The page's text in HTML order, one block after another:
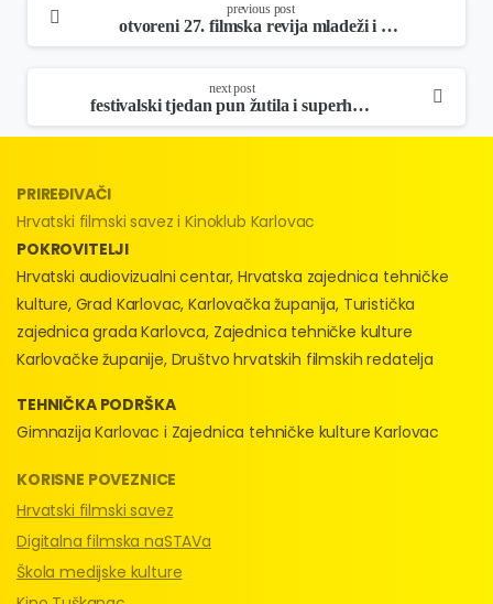
reading
previous post
otvoreni 27. filmska revija mladeži i 15. four river film festival u karlovcu!
next post
festivalski tjedan pun žutila i superheroja!
PRIREĐIVAČI
Hrvatski filmski savez i Kinoklub Karlovac
POKROVITELJI
Hrvatski audiovizualni centar, Hrvatska zajednica tehničke
kulture, Grad Karlovac, Karlovačka županija, Turistička
zajednica grada Karlovca, Zajednica tehničke kulture
Karlovačke županije, Društvo hrvatskih filmskih redatelja
TEHNIČKA PODRŠKA
Gimnazija Karlovac i Zajednica tehničke kulture Karlovac
KORISNE POVEZNICE
Hrvatski filmski savez
Digitalna filmska naSTAVa
Škola medijske kulture